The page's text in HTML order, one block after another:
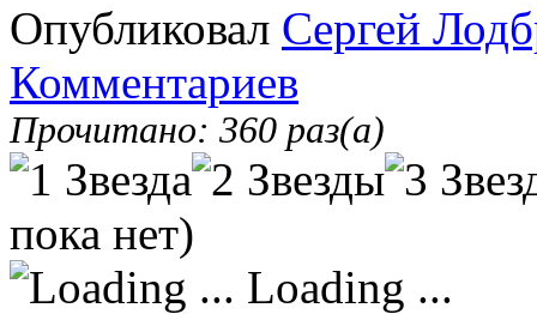
Опубликовал Сергей
Комментариев
Прочитано: 360 раз(а)
пока нет)
Loading ...